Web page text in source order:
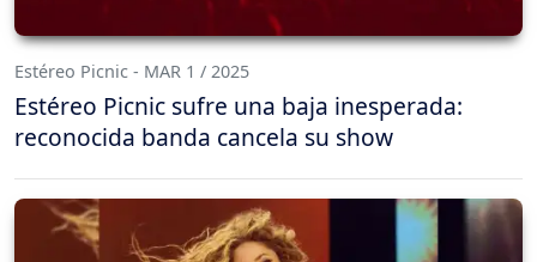
Estéreo Picnic - MAR 1 / 2025
Estéreo Picnic sufre una baja inesperada:
reconocida banda cancela su show